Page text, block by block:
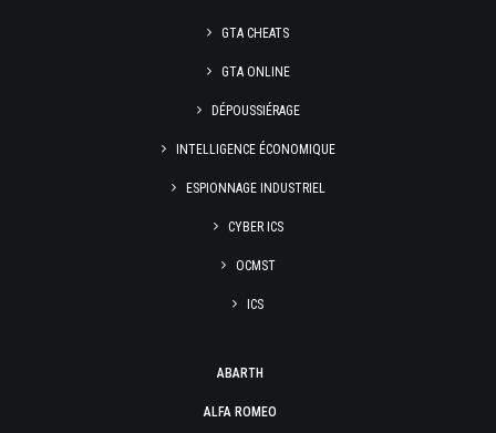
GTA CHEATS
GTA ONLINE
DÉPOUSSIÉRAGE
INTELLIGENCE ÉCONOMIQUE
ESPIONNAGE INDUSTRIEL
CYBER ICS
OCMST
ICS
ABARTH
ALFA ROMEO